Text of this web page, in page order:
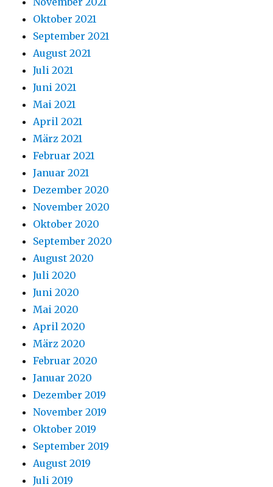
Oktober 2021
September 2021
August 2021
Juli 2021
Juni 2021
Mai 2021
April 2021
März 2021
Februar 2021
Januar 2021
Dezember 2020
November 2020
Oktober 2020
September 2020
August 2020
Juli 2020
Juni 2020
Mai 2020
April 2020
März 2020
Februar 2020
Januar 2020
Dezember 2019
November 2019
Oktober 2019
September 2019
August 2019
Juli 2019